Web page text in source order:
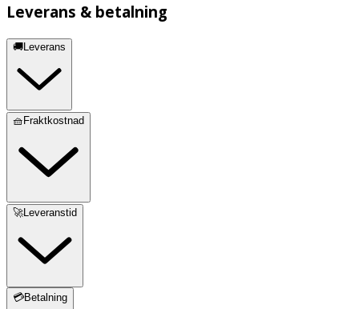
Leverans & betalning
🚚Leverans
🧺Fraktkostnad
🚀Leveranstid
💳Betalning